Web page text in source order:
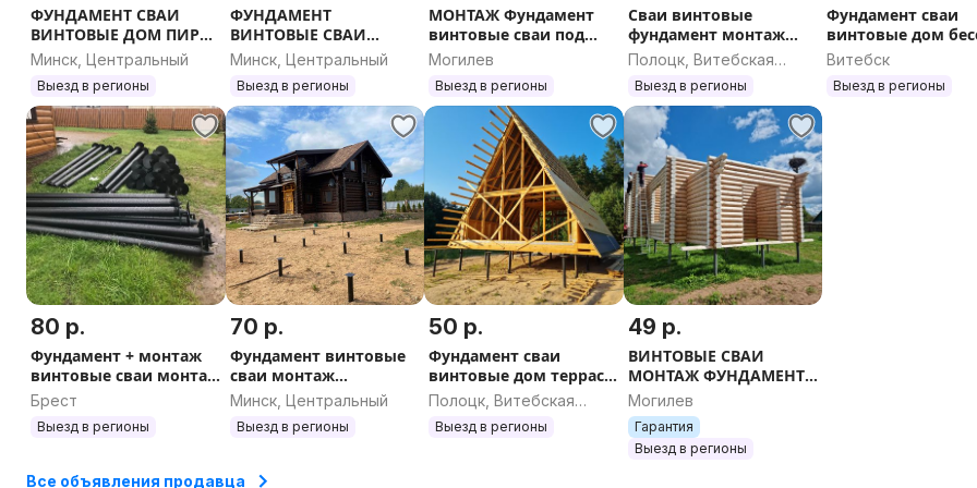
ФУНДАМЕНТ СВАИ
ВИНТОВЫЕ ДОМ ПИРС
ЗАБОР БЕСЕДКА
ПРОФИЛЬ ТЕРРАСА
фундаментные МЕТАЛЛ
навес баня
Минск, Центральный
Выезд в регионы
ФУНДАМЕНТ
ВИНТОВЫЕ СВАИ
ростверк под дом
баню гараж участок
терраса пирс беседка
СВАЙНЫЙ ФУНДАМЕНТ
Минск, Центральный
Выезд в регионы
МОНТАЖ Фундамент
винтовые сваи под
дом свайный баню
пристань забор ангар
участок
Могилев
Выезд в регионы
Сваи винтовые
фундамент монтаж
дом навес пирс
беседка профиль
оголовок ростверк
терраса дача блок
Полоцк, Витебская
область
Выезд в регионы
Фундамент сваи
винтовые дом
пирс огород крыша
ростверк баня
Витебск
Выезд в регионы
80 р.
Фундамент + монтаж
винтовые сваи монтаж
каркас баня терраса
беседка участок гараж
дом
Брест
Выезд в регионы
70 р.
Фундамент винтовые
сваи монтаж
установка дом каркас
пирс навес терраса
баня участок дом дача
Минск, Центральный
Выезд в регионы
50 р.
Фундамент сваи
винтовые дом терраса
беседка пирс каркас
баня участок
Полоцк, Витебская
область
Выезд в регионы
49 р.
ВИНТОВЫЕ СВАИ
МОНТАЖ ФУНДАМЕНТ
ПИРС дом афрейм сруб
каркас навес терраса
пирс участок жби
ростверк
Могилев
Гарантия
Выезд в регионы
Все объявления продавца